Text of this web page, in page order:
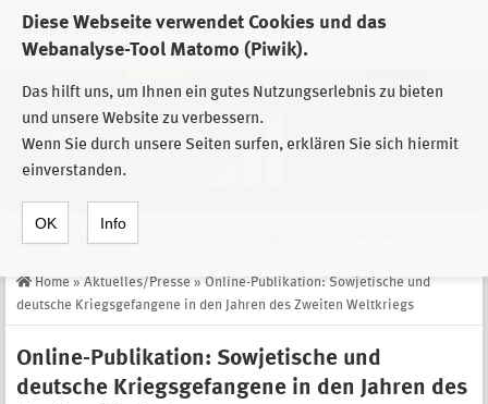
Diese Webseite verwendet Cookies und das
Webanalyse-Tool Matomo (Piwik).
Das hilft uns, um Ihnen ein gutes Nutzungserlebnis zu bieten
und unsere Website zu verbessern.
Wenn Sie durch unsere Seiten surfen, erklären Sie sich hiermit
einverstanden.
OK Info
Zur Auswahl der Einrichtungen der
Stiftung Sächsische Gedenkstätten
Home » Aktuelles/Presse » Online-Publikation: Sowjetische und
deutsche Kriegsgefangene in den Jahren des Zweiten Weltkriegs
Online-Publikation: Sowjetische und
deutsche Kriegsgefangene in den Jahren des